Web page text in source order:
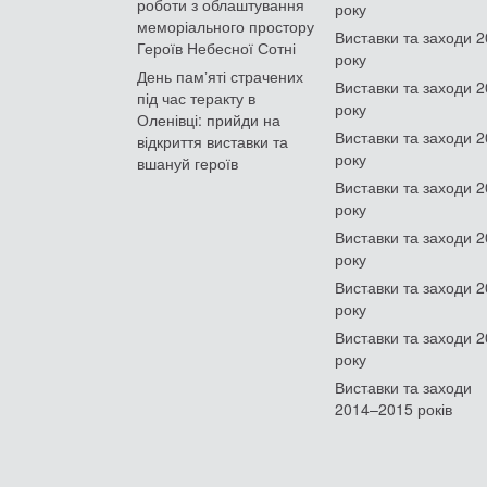
меморіального простору
Героїв Небесної Сотні
День памʼяті страчених
під час теракту в
Оленівці: прийди на
відкриття виставки та
вшануй героїв
року
Виставки та заходи
року
Виставки та заходи
року
Виставки та заходи
року
Виставки та заходи
року
Виставки та заходи
року
Виставки та заходи
року
Виставки та заходи
року
Виставки та заходи
2014–2015 років